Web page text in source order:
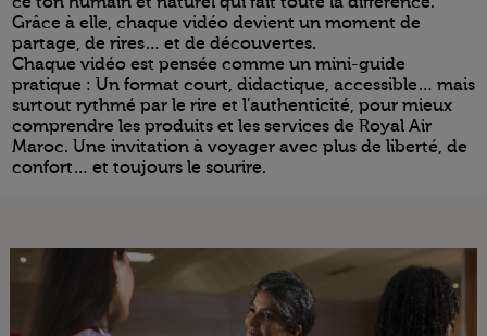
Grâce à elle, chaque vidéo devient un moment de
partage, de rires… et de découvertes.
Chaque vidéo est pensée comme un mini-guide
pratique : Un format court, didactique, accessible… mais
surtout rythmé par le rire et l’authenticité, pour mieux
comprendre les produits et les services de Royal Air
Maroc. Une invitation à voyager avec plus de liberté, de
confort… et toujours le sourire.